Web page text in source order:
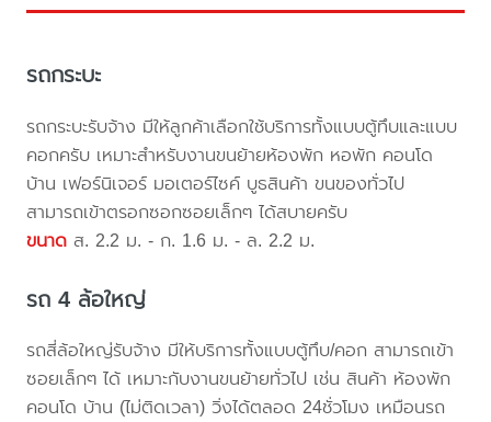
รถกระบะ
รถกระบะรับจ้าง มีให้ลูกค้าเลือกใช้บริการทั้งแบบตู้ทึบและแบบ
คอกครับ เหมาะสำหรับงานขนย้ายห้องพัก หอพัก คอนโด
บ้าน เฟอร์นิเจอร์ มอเตอร์ไซค์ บูธสินค้า ขนของทั่วไป
สามารถเข้าตรอกซอกซอยเล็กๆ ได้สบายครับ
ขนาด ส. 2.2 ม. - ก. 1.6 ม. - ล. 2.2 ม.
รถ 4 ล้อใหญ่
รถสี่ล้อใหญ่รับจ้าง มีให้บริการทั้งแบบตู้ทึบ/คอก สามารถเข้า
ซอยเล็กๆ ได้ เหมาะกับงานขนย้ายทั่วไป เช่น สินค้า ห้องพัก
คอนโด บ้าน (ไม่ติดเวลา) วิ่งได้ตลอด 24ชั่วโมง เหมือนรถ